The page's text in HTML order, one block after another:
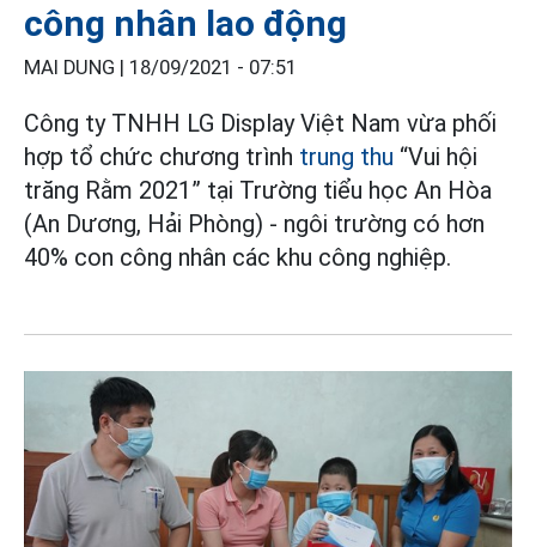
công nhân lao động
MAI DUNG | 18/09/2021 - 07:51
Công ty TNHH LG Display Việt Nam vừa phối
hợp tổ chức chương trình trung thu “Vui hội
trăng Rằm 2021” tại Trường tiểu học An Hòa
(An Dương, Hải Phòng) - ngôi trường có hơn
40% con công nhân các khu công nghiệp.